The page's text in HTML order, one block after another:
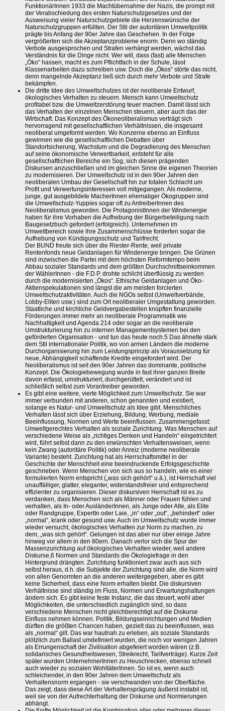
FunktionärInnen 1933 die Machtübernahme der Nazis, die prompt mit
der Verabschiedung des ersten Naturschutzgesetzes und der
Ausweisung vieler Naturschutzgebiete die Herzenswünsche der
Naturschutzgruppen erfüllten. Der Stil der autoritären Umweltpolitik
prägte bis Anfang der 90er Jahre das Geschehen. In der Folge
vergrößerten sich die Akzeptanzprobleme enorm. Denn wo ständig
Verbote ausgesprochen und Strafen verhängt werden, wächst das
Verständnis für die Dinge nicht. Wer will, dass (fast) alle Menschen
„Öko“ hassen, macht es zum Pflichtfach in der Schule, lässt
Klassenarbeiten dazu schreiben usw. Doch die „Ökos“ störte das nicht,
denn mangelnde Akzeptanz ließ sich durch mehr Verbote und Strafe
bekämpfen.
Die dritte Idee des Umweltschutzes ist der neoliberale Entwurf,
ökologisches Verhalten zu steuern. Mensch kann Umweltschutz
profitabel bzw. die Umweltzerstörung teuer machen. Damit lässt sich
das Verhalten der einzelnen Menschen steuern, aber auch das der
Wirtschaft. Das Konzept des Ökoneoliberalismus verträgt sich
hervorragend mit gesellschaftlichen Verhältnissen, die insgesamt
neoliberal umgeformt werden. Wo Konzerne ebenso an Einfluss
gewinnen wie die gesellschaftlichen Debatten über
Standortsicherung, Wachstum und die Degradierung des Menschen
auf seine ökonomische Verwertbarkeit, entsteht für alle
gesellschaftlichen Bereiche ein Sog, sich diesen prägenden
Diskursen anzuschließen und im gleichen Sinne die eigenen Theorien
zu modernisieren. Der Umweltschutz ist in den 90er Jahren den
neoliberalen Umbau der Gesellschaft hin zur totalen Schlacht um
Profit und Verwertungsinteressen voll mitgegangen. Als moderne,
junge, gut ausgebildete MacherInnen ehemaliger Ökogruppen sind
die Umweltschutz-Yuppies sogar oft zu AntreiberInnen des
Neoliberalismus geworden. Die ProtagonistInnen der Windenergie
haben für ihre Vorhaben die Aufhebung der Bürgerbeteiligung nach
Baugesetzbuch gefordert (erfolgreich). Unternehmen im
Umweltbereich sowie ihre Zusammenschlüsse forderten sogar die
Aufhebung von Kündigungsschutz und Tarifrecht.
Der BUND freute sich über die Riester-Rente, weil private
Rentenfonds neue Geldanlagen für Windenergie bringen. Die Grünen
sind inzwischen die Partei mit dem höchsten Reformtempo beim
Abbau sozialer Standards und dem größten Durchschnittseinkommen
der WählerInnen - die F.D.P. drohte schlicht überflüssig zu werden
durch die modernisierten „Ökos“. Ethische Geldanlagen und Öko-
Aktienspekulationen sind längst die am meisten forcierten
Umweltschutzaktivitäten. Auch die NGOs selbst (Umweltverbände,
Lobby-Eliten usw.) sind zum Ort neoliberaler Umgestaltung geworden.
Staatliche und kirchliche Geldvergabestellen knüpften finanzielle
Förderungen immer mehr an neoliberale Programmatik wie
Nachhaltigkeit und Agenda 214 oder sogar an die neoliberale
Umstrukturierung hin zu internen Managementsystemen bei den
geförderten Organisation - und tun das heute noch.5 Das ähnelte stark
dem Stil internationaler Politik, wo von armen Ländern die moderne
Durchorganisierung hin zum Leistungsprinzip als Voraussetzung für
neue, Abhängigkeit schaffende Kredite eingefordert wird. Der
Neoliberalismus ist seit den 90er Jahren das dominante, politische
Konzept. Die Ökologiebewegung wurde in fast ihrer ganzen Breite
davon erfasst, umstrukturiert, durchgerüttelt, verändert und ist
schließlich selbst zum Vorantreiber geworden.
Es gibt eine weitere, vierte Möglichkeit zum Umweltschutz. Sie war
immer verbunden mit anderen, schon genannten und existiert,
solange es Natur- und Umweltschutz als Idee gibt. Menschliches
Verhalten lässt sich über Erziehung, Bildung, Werbung, mediale
Beeinflussung, Normen und Werte beeinflussen. Zusammengefasst:
Umweltgerechtes Verhalten als soziale Zurichtung. Was Menschen auf
verschiedene Weise als „richtiges Denken und Handeln“ eingetrichtert
wird, führt selbst dann zu den erwünschten Verhaltensweisen, wenn
kein Zwang (autoritäre Politik) oder Anreiz (moderne neoliberale
Variante) besteht. Zurichtung hat als Herrschaftsmittel in der
Geschichte der Menschheit eine beeindruckende Erfolgsgeschichte
geschrieben. Wenn Menschen von sich aus so handeln, wie es einer
formulierten Norm entspricht („was sich gehört“ u.ä.), ist Herrschaft viel
unauffälliger, glatter, eleganter, widerstandsfreier und entsprechend
effizienter zu organisieren. Dieser diskursiven Herrschaft ist es zu
verdanken, dass Menschen sich als Männer oder Frauen fühlen und
verhalten, als In- oder AusländerInnen, als Junge oder Alte, als Elite
oder Randgruppe, ExpertIn oder Laie, „in“ oder „out“, „behindert“ oder
„normal“, krank oder gesund usw. Auch im Umweltschutz wurde immer
wieder versucht, ökologisches Verhalten zur Norm zu machen, zu
dem, „was sich gehört“. Gelungen ist das aber nur über einige Jahre
hinweg vor allem in den 80ern. Danach verlor sich die Spur der
Massenzurichtung auf ökologisches Verhalten wieder, weil andere
Diskurse,6 Normen und Standards die Ökologiefrage in den
Hintergrund drängten. Zurichtung funktioniert zwar auch aus sich
selbst heraus, d.h. die Subjekte der Zurichtung sind alle, die Norm wird
von allen Genormten an die anderen weitergegeben, aber es gibt
keine Sicherheit, dass eine Norm erhalten bleibt. Die diskursiven
Verhältnisse sind ständig im Fluss, Normen und Erwartungshaltungen
ändern sich. Es gibt keine feste Instanz, die das steuert, wohl aber
Möglichkeiten, die unterschiedlich zugänglich sind, so dass
verschiedene Menschen nicht gleichberechtigt auf die Diskurse
Einfluss nehmen können. Politik, Bildungseinrichtungen und Medien
dürften die größten Chancen haben, gezielt das zu beeinflussen, was
als „normal“ gilt. Das war hautnah zu erleben, als soziale Standards
plötzlich zum Ballast umdefiniert wurden, die noch vor wenigen Jahren
als Errungenschaft der Zivilisation abgefeiert worden wären (z.B.
solidarisches Gesundheitswesen, Streikrecht, Tarifverträge). Kurze Zeit
später wurden UnternehmerInnen zu Heuschrecken, ebenso schnell
auch wieder zu sozialen WohltäterInnen. So ist es, wenn auch
schleichender, in den 90er Jahren dem Umweltschutz als
Verhaltensnorm ergangen - sie verschwanden von der Oberfläche.
Das zeigt, dass diese Art der Verhaltensprägung äußerst instabil ist,
weil sie von der Aufrechterhaltung der Diskurse und Normierungen
abhängt.